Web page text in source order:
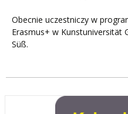
Obecnie uczestniczy w
Erasmus+ w Kunstuniversität
Süß.